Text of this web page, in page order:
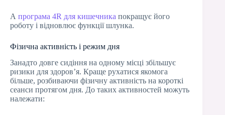
А програма 4R для кишечника покращує його
роботу і відновлює функції шлунка.
Фізична активність і режим дня
Занадто довге сидіння на одному місці збільшує
ризики для здоров’я. Краще рухатися якомога
більше, розбиваючи фізичну активність на короткі
сеанси протягом дня. До таких активностей можуть
належати: